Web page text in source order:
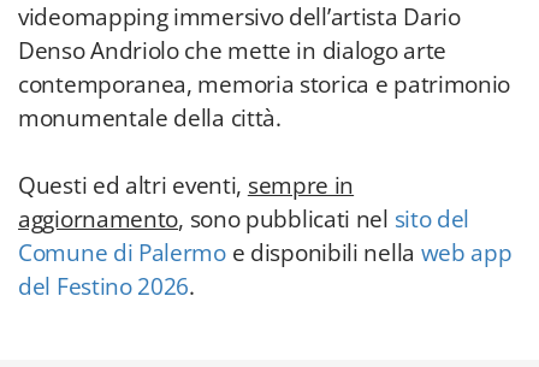
videomapping immersivo dell’artista Dario
Denso Andriolo che mette in dialogo arte
contemporanea, memoria storica e patrimonio
monumentale della città.
Questi ed altri eventi, sempre in
aggiornamento, sono pubblicati nel sito del
Comune di Palermoe disponibili nella web app
del Festino 2026.